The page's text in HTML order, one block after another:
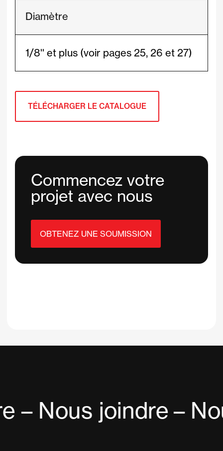
Diamètre
1/8'' et plus (voir pages 25, 26 et 27)
TÉLÉCHARGER LE CATALOGUE
Commencez votre
projet avec nous
OBTENEZ UNE SOUMISSION
– Nous joindre–